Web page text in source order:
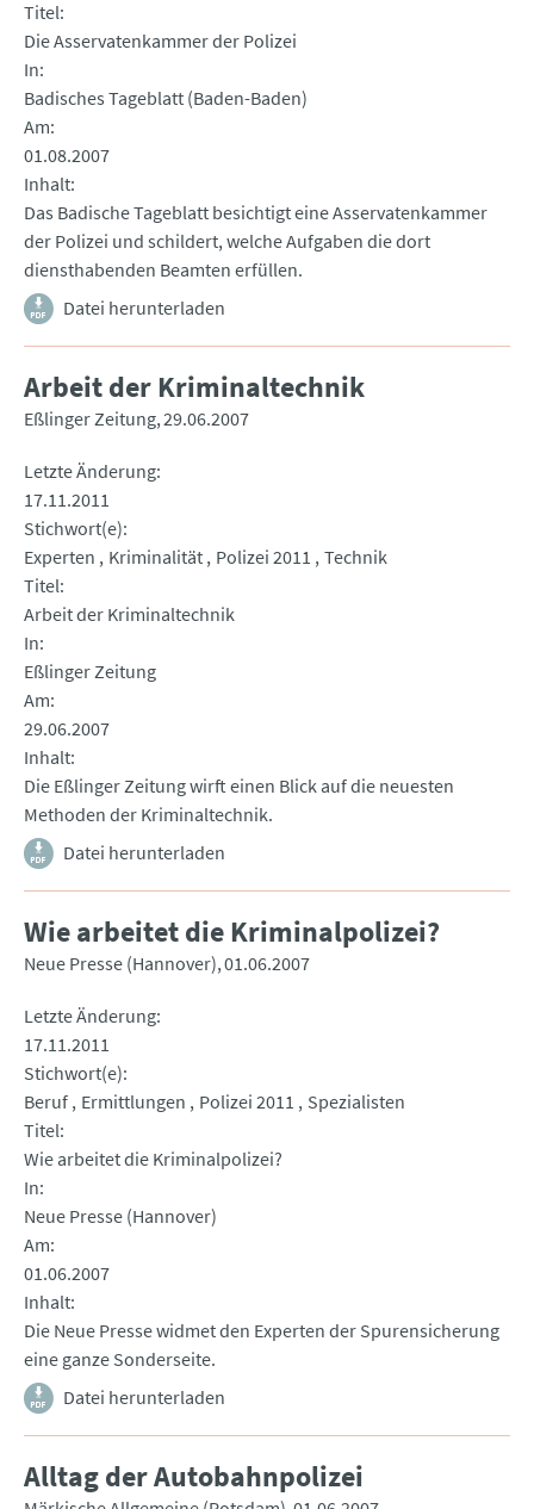
Titel
Die Asservatenkammer der Polizei
In
Badisches Tageblatt (Baden-Baden)
Am
01.08.2007
Inhalt
Das Badische Tageblatt besichtigt eine Asservatenkammer
der Polizei und schildert, welche Aufgaben die dort
diensthabenden Beamten erfüllen.
Datei herunterladen
Arbeit der Kriminaltechnik
Eßlinger Zeitung 29.06.2007
Letzte Änderung
17.11.2011
Stichwort(e)
Experten
Kriminalität Polizei 2011 Technik
Titel
Arbeit der Kriminaltechnik
In
Eßlinger Zeitung
Am
29.06.2007
Inhalt
Die Eßlinger Zeitung wirft einen Blick auf die neuesten
Methoden der Kriminaltechnik.
Datei herunterladen
Wie arbeitet die Kriminalpolizei?
Neue Presse (Hannover) 01.06.2007
Letzte Änderung
17.11.2011
Stichwort(e)
Beruf Ermittlungen Polizei 2011
Spezialisten
Titel
Wie arbeitet die Kriminalpolizei?
In
Neue Presse (Hannover)
Am
01.06.2007
Inhalt
Die Neue Presse widmet den Experten der Spurensicherung
eine ganze Sonderseite.
Datei herunterladen
Alltag der Autobahnpolizei